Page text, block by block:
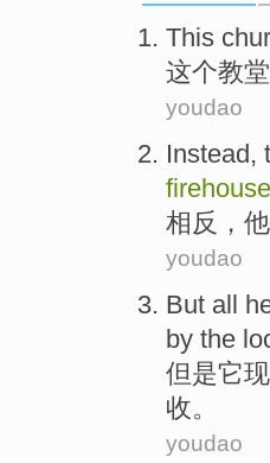
This
这个教堂
youdao
Instead,
firehouse
相反 ，
youdao
But all
by the
但是它
收。
youdao